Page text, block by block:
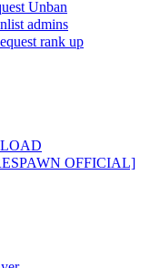
Unban
admins
rank up
OFFICIAL]